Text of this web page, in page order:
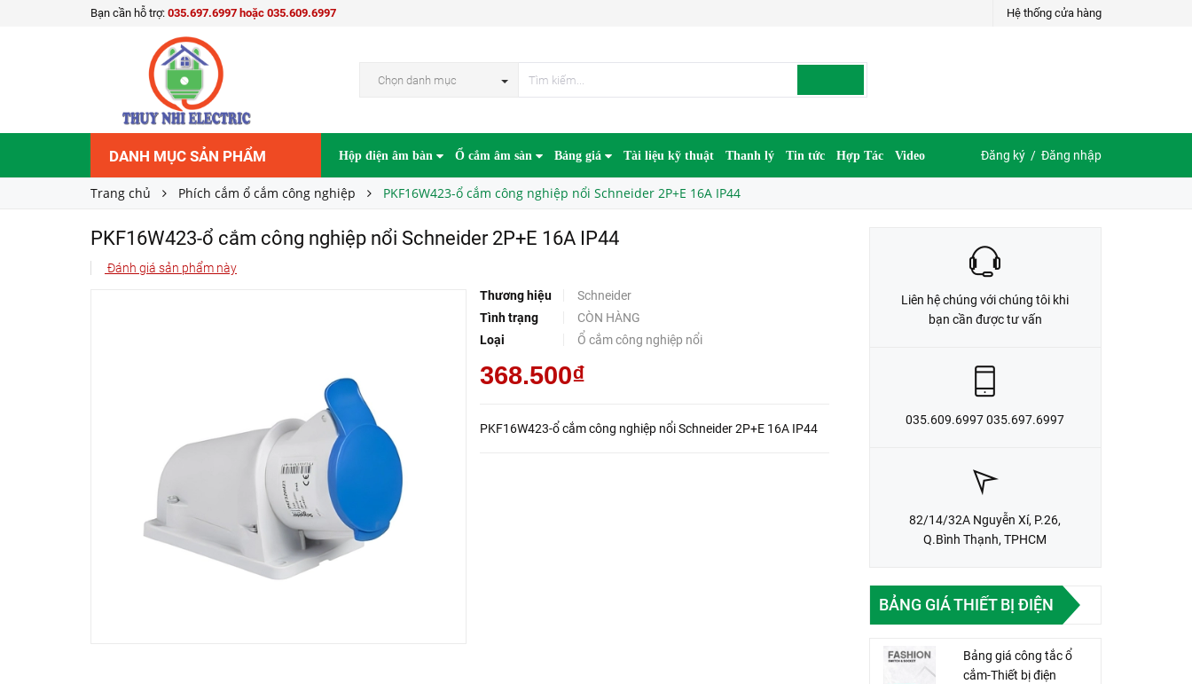
Bạn cần hỗ trợ: 035.697.6997 hoặc 035.609.6997 Hệ thống cửa hàng
Chọn danh mục
DANH MỤC SẢN PHẨM Hộp điện âm bàn Ổ cắm âm sàn Bảng giá Tài liệu kỹ thuật Thanh lý Tin tức Hợp Tác Video Đăng ký / Đăng nhập
Trang chủ Phích cắm ổ cắm công nghiệp PKF16W423-ổ cắm công nghiệp nổi Schneider 2P+E 16A IP44
PKF16W423-ổ cắm công nghiệp nổi Schneider 2P+E 16A IP44
Đánh giá sản phẩm này
Thương hiệu
Schneider
Tình trạng
CÒN HÀNG
Loại
Ổ cắm công nghiệp nổi
368.500₫
PKF16W423-ổ cắm công nghiệp nổi Schneider 2P+E 16A IP44
PKF16W423-ổ cắm công nghiệp nổi Schneider 2P+E 16A IP44
Giá bán: 368.500₫
LIÊN HỆ ĐẶT HÀNG
Liên hệ chúng với chúng tôi khi
bạn cần được tư vấn
035.609.6997 035.697.6997
82/14/32A Nguyễn Xí, P.26,
Q.Bình Thạnh, TPHCM
BẢNG GIÁ THIẾT BỊ ĐIỆN
Bảng giá công tắc ổ
cắm-Thiết bị điện